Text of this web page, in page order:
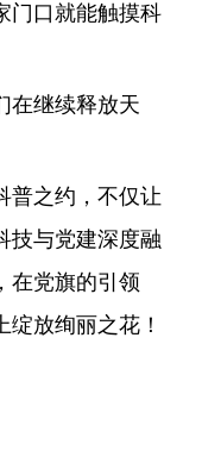
门口就能触摸科
在继续释放天
普之约，不仅让
技与党建深度融
在党旗的引领
放绚丽之花！